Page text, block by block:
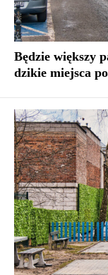
Będzie większy
dzikie miejsca